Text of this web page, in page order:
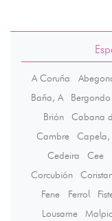
A Coruña
Baña, A
Bergondo
Brión
Cabana
Cambre
Capela,
Cedeira
Cee
Corcubión
Fene
Ferrol
Lousame